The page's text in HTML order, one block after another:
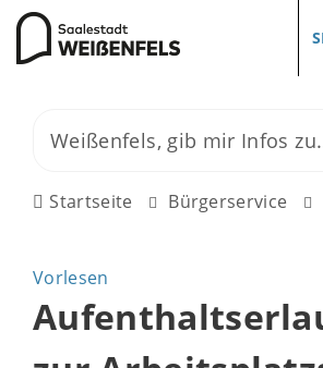
Startseite Bürgerservice
Vorlesen